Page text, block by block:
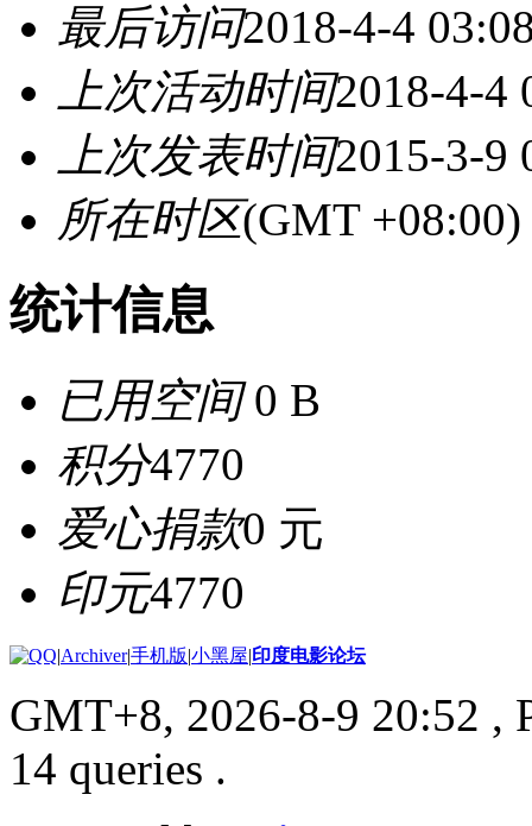
最后访问2018-4-4
上次活动时间2018-4-4
上次发表时间2015-3-9
所在时区(GMT
统计信息
已用空间0 B
积分4770
爱心捐款0 元
印元4770
|Archiver|手机版|小黑屋|印度电影论坛
GMT+8, 2026-8-9 20:52 ,
14 queries .